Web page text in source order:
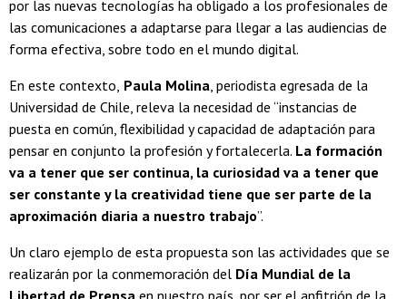
por las nuevas tecnologías ha obligado a los profesionales de
las comunicaciones a adaptarse para llegar a las audiencias de
forma efectiva, sobre todo en el mundo digital.
En este contexto, Paula Molina, periodista egresada de la
Universidad de Chile, releva la necesidad de “instancias de
puesta en común, flexibilidad y capacidad de adaptación para
pensar en conjunto la profesión y fortalecerla. La formación
va a tener que ser continua, la curiosidad va a tener que
ser constante y la creatividad tiene que ser parte de la
aproximación diaria a nuestro trabajo”.
Un claro ejemplo de esta propuesta son las actividades que se
realizarán por la conmemoración del Día Mundial de la
Libertad de Prensa en nuestro país, por ser el anfitrión de la